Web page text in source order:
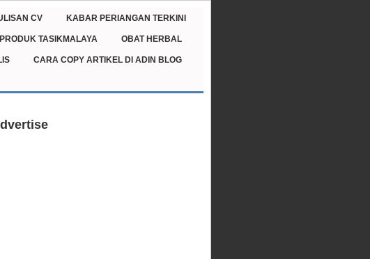
CV KABAR PERIANGAN TERKINI
PRODUK TASIKMALAYA OBAT HERBAL
CARA COPY ARTIKEL DI ADIN BLOG